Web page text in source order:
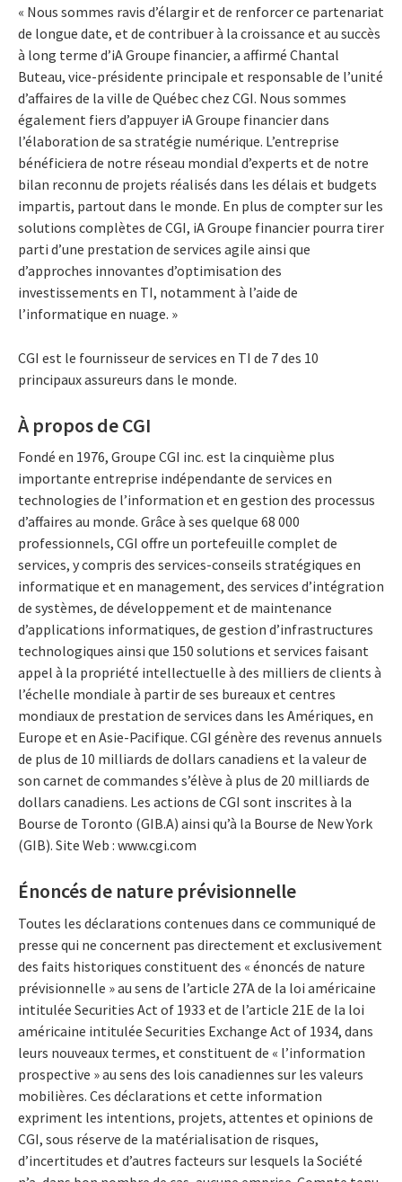
« Nous sommes ravis d’élargir et de renforcer ce partenariat
de longue date, et de contribuer à la croissance et au succès
à long terme d’iA Groupe financier, a affirmé Chantal
Buteau, vice-présidente principale et responsable de l’unité
d’affaires de la ville de Québec chez CGI. Nous sommes
également fiers d’appuyer iA Groupe financier dans
l’élaboration de sa stratégie numérique. L’entreprise
bénéficiera de notre réseau mondial d’experts et de notre
bilan reconnu de projets réalisés dans les délais et budgets
impartis, partout dans le monde. En plus de compter sur les
solutions complètes de CGI, iA Groupe financier pourra tirer
parti d’une prestation de services agile ainsi que
d’approches innovantes d’optimisation des
investissements en TI, notamment à l’aide de
l’informatique en nuage. »
CGI est le fournisseur de services en TI de 7 des 10
principaux assureurs dans le monde.
À propos de CGI
Fondé en 1976, Groupe CGI inc. est la cinquième plus
importante entreprise indépendante de services en
technologies de l’information et en gestion des processus
d’affaires au monde. Grâce à ses quelque 68 000
professionnels, CGI offre un portefeuille complet de
services, y compris des services-conseils stratégiques en
informatique et en management, des services d’intégration
de systèmes, de développement et de maintenance
d’applications informatiques, de gestion d’infrastructures
technologiques ainsi que 150 solutions et services faisant
appel à la propriété intellectuelle à des milliers de clients à
l’échelle mondiale à partir de ses bureaux et centres
mondiaux de prestation de services dans les Amériques, en
Europe et en Asie-Pacifique. CGI génère des revenus annuels
de plus de 10 milliards de dollars canadiens et la valeur de
son carnet de commandes s’élève à plus de 20 milliards de
dollars canadiens. Les actions de CGI sont inscrites à la
Bourse de Toronto (GIB.A) ainsi qu’à la Bourse de New York
(GIB). Site Web : www.cgi.com
Énoncés de nature prévisionnelle
Toutes les déclarations contenues dans ce communiqué de
presse qui ne concernent pas directement et exclusivement
des faits historiques constituent des « énoncés de nature
prévisionnelle » au sens de l’article 27A de la loi américaine
intitulée Securities Act of 1933 et de l’article 21E de la loi
américaine intitulée Securities Exchange Act of 1934, dans
leurs nouveaux termes, et constituent de « l’information
prospective » au sens des lois canadiennes sur les valeurs
mobilières. Ces déclarations et cette information
expriment les intentions, projets, attentes et opinions de
CGI, sous réserve de la matérialisation de risques,
d’incertitudes et d’autres facteurs sur lesquels la Société